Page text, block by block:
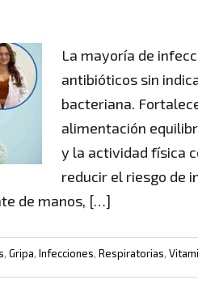
La mayoría de
antibióticos sin
bacteriana.
alimentación
y la actividad física
reducir el riesgo de
de manos, […]
, Gripa, Infecciones, Respiratorias,